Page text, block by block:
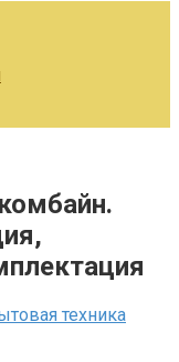
техника